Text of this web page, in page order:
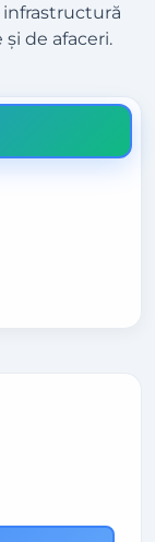
infrastructură
de afaceri.